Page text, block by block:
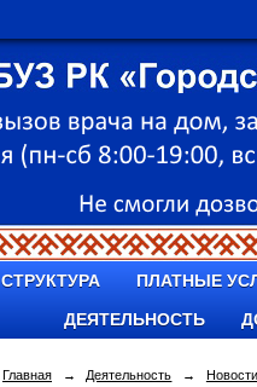
СТРУКТУРА ПЛАТНЫЕ
ДЕЯТЕЛЬНОСТЬ
Главная → Деятельность → Новости